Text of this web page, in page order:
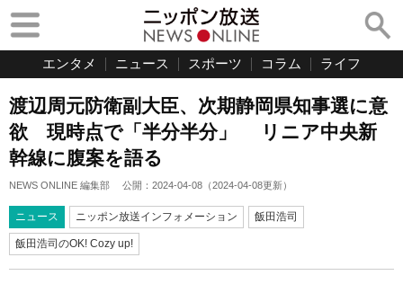
エンタメ ニュース スポーツ コラム ライフ
渡辺周元防衛副大臣、次期静岡県知事選に意
欲 現時点で「半分半分」 リニア中央新
幹線に腹案を語る
NEWS ONLINE 編集部 公開： 2024-04-08 （2024-04-08更新）
ニュース ニッポン放送インフォメーション 飯田浩司
飯田浩司のOK! Cozy up!